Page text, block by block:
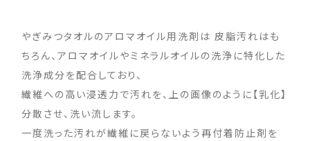
やぎみつタオルのアロマオイル用洗剤は 皮脂汚れはも
ちろん、アロマオイルやミネラルオイルの洗浄に特化した
洗浄成分を配合しており、
繊維への高い浸透力で汚れを、上の画像のように【乳化】
分散させ、洗い流します。
一度洗った汚れが繊維に戻らないよう再付着防止剤を